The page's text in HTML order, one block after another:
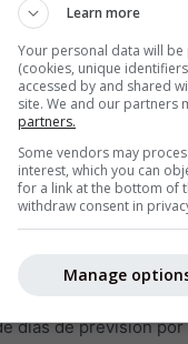
5% 5%
del tiempo por 14
mínimas y
en la gráfica de
gruesa
se representa
días de previsión
Learn more
Your personal data will
(cookies, unique
accessed by and shared
site. We and our partners
partners.
Some vendors may
interest, which you can
for a link at the bottom of
withdraw consent in
Manage